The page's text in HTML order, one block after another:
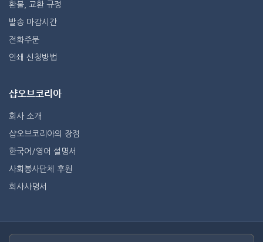
환불, 교환 규정
발송 마감시간
전화주문
인쇄 신청방법
샵오브코리아
회사 소개
샵오브코리아의 장점
한국어/영어 설명서
사회봉사단체 후원
회사사명서